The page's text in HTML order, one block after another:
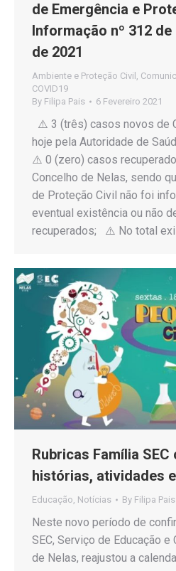
de Emergência e
Informação nº 312
de 2021
Ambiente e Proteção Civil ,
COVID19
By Filipa Pais 6 Fevereiro 2021
⚠️ 3 (três) casos novos de
hoje pela Autoridade de
⚠️ 0 (zero) casos
Concelho de Nelas, sendo
de Proteção Civil não foi
eventual existência ou não
recuperados; ⚠️ No total
Rubricas Família
histórias, atividades
Educação, Notícias By Filipa Pais
Neste novo período de
SEC, Serviço de Educação
de Nelas, reajustou a